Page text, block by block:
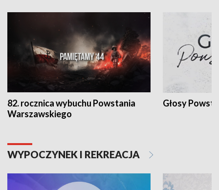
82. rocznica wybuchu Powstania
Warszawskiego
Głosy
WYPOCZYNEK I REKREACJA